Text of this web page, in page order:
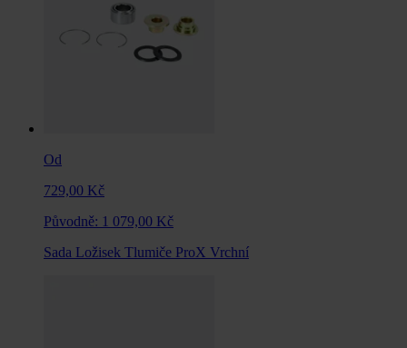
Od
729,00 Kč
Původně: 1 079,00 Kč
Sada Ložisek Tlumiče ProX Vrchní